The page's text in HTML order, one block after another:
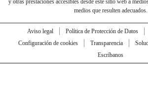
y otras prestaciones accesibles desde este sitio web a
medios que resulten adecuados.
Aviso legal Política de Protección de Datos
Configuración de cookies
Transparencia
Escríbanos